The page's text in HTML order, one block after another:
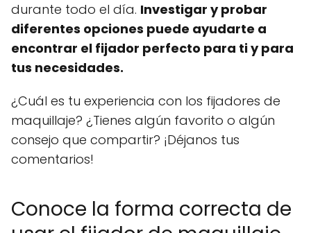
durante todo el día. Investigar y probar
diferentes opciones puede ayudarte a
encontrar el fijador perfecto para ti y para
tus necesidades.
¿Cuál es tu experiencia con los fijadores de
maquillaje? ¿Tienes algún favorito o algún
consejo que compartir? ¡Déjanos tus
comentarios!
Conoce la forma correcta de